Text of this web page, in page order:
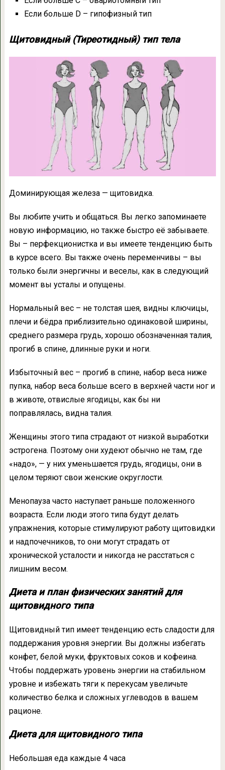
Если больше D – гипофизный тип
Щитовидный (Тиреотидный) тип тела
Доминирующая железа — щитовидка.
Вы любите учить и общаться. Вы легко запоминаете
новую информацию, но также быстро её забываете.
Вы – перфекционистка и вы имеете тенденцию быть
в курсе всего. Вы также очень переменчивы – вы
только были энергичны и веселы, как в следующий
момент вы усталы и опущены.
Нормальный вес – не толстая шея, видны ключицы,
плечи и бёдра приблизительно одинаковой ширины,
среднего размера грудь, хорошо обозначенная талия,
прогиб в спине, длинные руки и ноги.
Избыточный вес – прогиб в спине, набор веса ниже
пупка, набор веса больше всего в верхней части ног и
в животе, отвислые ягодицы, как бы ни
поправлялась, видна талия.
Женщины этого типа страдают от низкой выработки
эстрогена. Поэтому они худеют обычно не там, где
«надо», — у них уменьшается грудь, ягодицы, они в
целом теряют свои женские округлости.
Менопауза часто наступает раньше положенного
возраста. Если люди этого типа будут делать
упражнения, которые стимулируют работу щитовидки
и надпочечников, то они могут страдать от
хронической усталости и никогда не расстаться с
лишним весом.
Диета и план физических занятий для
щитовидного типа
Щитовидный тип имеет тенденцию есть сладости для
поддержания уровня энергии. Вы должны избегать
конфет, белой муки, фруктовых соков и кофеина.
Чтобы поддержать уровень энергии на стабильном
уровне и избежать тяги к перекусам увеличьте
количество белка и сложных углеводов в вашем
рационе.
Диета для щитовидного типа
Небольшая еда каждые 4 часа